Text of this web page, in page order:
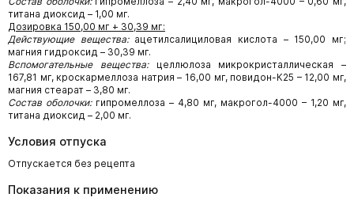
титана диоксид – 1,00 мг.
Дозировка 150,00 мг + 30,39 мг:
Действующие вещества:ацетилсалициловая кислота – 150,00 мг;
магния гидроксид – 30,39 мг.
Вспомогательные вещества:целлюлоза микрокристаллическая –
167,81 мг, кроскармеллоза натрия – 16,00 мг, повидон-К25 – 12,00 мг,
магния стеарат – 3,80 мг.
Состав оболочки:гипромеллоза – 4,80 мг, макрогол-4000 – 1,20 мг,
титана диоксид – 2,00 мг.
Условия отпуска
Отпускается без рецепта
Показания к применению